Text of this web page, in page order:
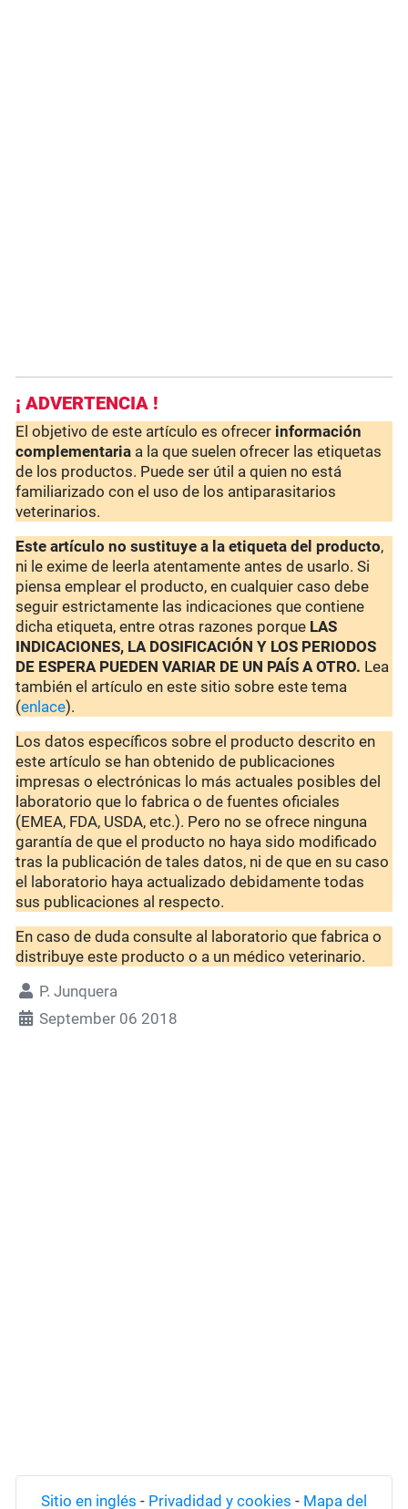
¡ ADVERTENCIA !
El objetivo de este artículo es ofrecer información
complementaria a la que suelen ofrecer las etiquetas
de los productos. Puede ser útil a quien no está
familiarizado con el uso de los antiparasitarios
veterinarios.
Este artículo no sustituye a la etiqueta del producto,
ni le exime de leerla atentamente antes de usarlo. Si
piensa emplear el producto, en cualquier caso debe
seguir estrictamente las indicaciones que contiene
dicha etiqueta, entre otras razones porque LAS
INDICACIONES, LA DOSIFICACIÓN Y LOS PERIODOS
DE ESPERA PUEDEN VARIAR DE UN PAÍS A OTRO. Lea
también el artículo en este sitio sobre este tema
(enlace).
Los datos específicos sobre el producto descrito en
este artículo se han obtenido de publicaciones
impresas o electrónicas lo más actuales posibles del
laboratorio que lo fabrica o de fuentes oficiales
(EMEA, FDA, USDA, etc.). Pero no se ofrece ninguna
garantía de que el producto no haya sido modificado
tras la publicación de tales datos, ni de que en su caso
el laboratorio haya actualizado debidamente todas
sus publicaciones al respecto.
En caso de duda consulte al laboratorio que fabrica o
distribuye este producto o a un médico veterinario.
P. Junquera
September 06 2018
Sitio en inglés - Privadidad y cookies - Mapa del